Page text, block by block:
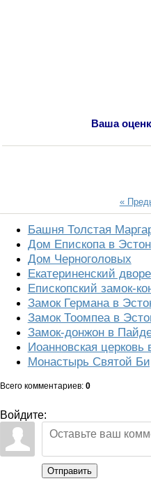
Ваша
«
Башня Толстая
Дом Епископа в
Дом Черноголовых
Екатериненский
Епископский замок-
Замок Германа в
Замок Тоомпеа в
Замок-донжон в
Иоанновская церковь
Монастырь Святой
Всего комментариев: 0
Войдите:
Отправить